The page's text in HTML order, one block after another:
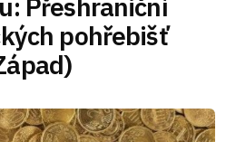
Přeshraniční
pohřebišť